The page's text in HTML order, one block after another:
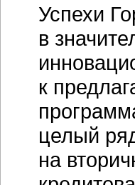
Успехи
в
к
целый
на